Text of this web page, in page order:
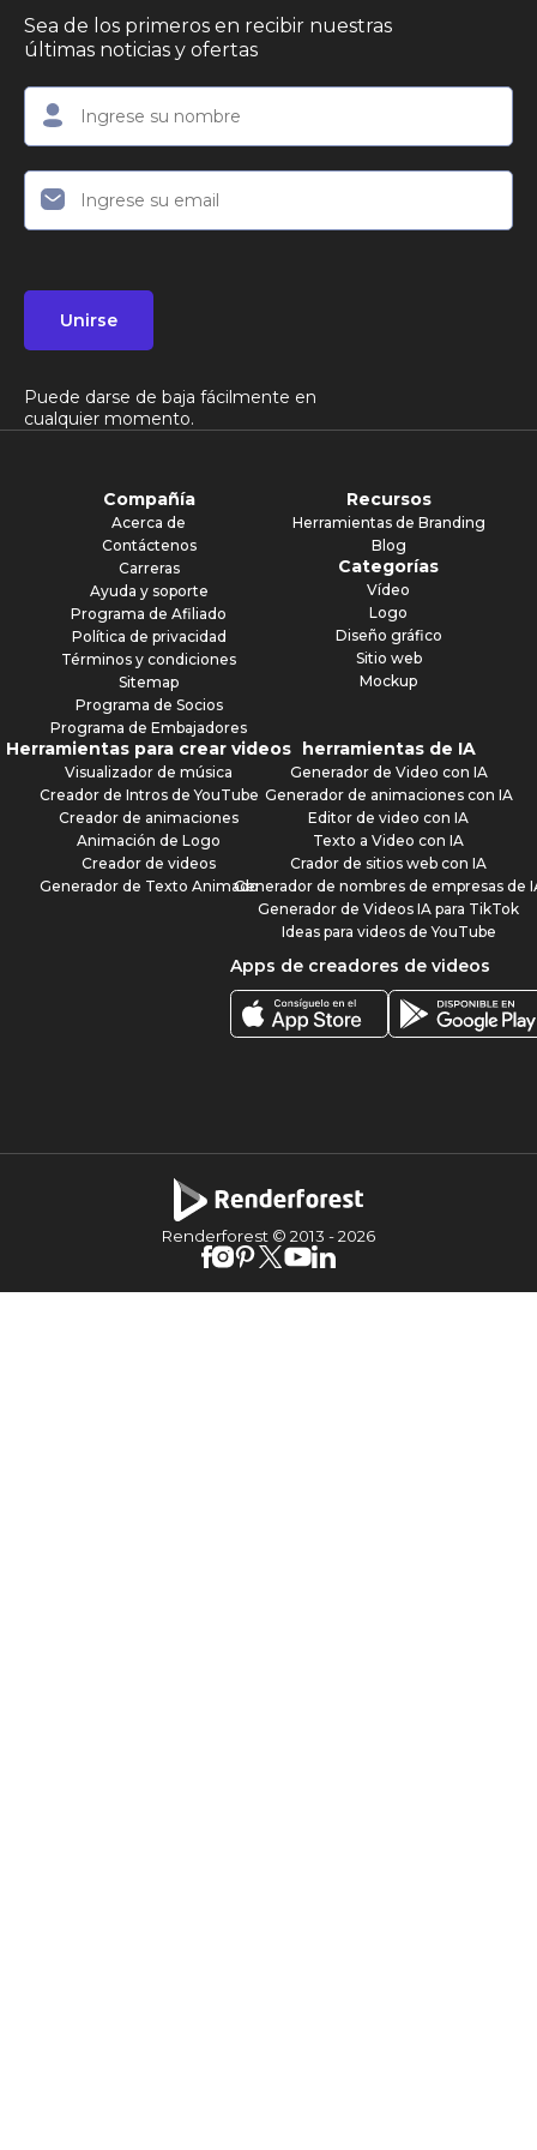
Sea de los primeros en recibir nuestras
últimas noticias y ofertas
Unirse
Puede darse de baja fácilmente en
cualquier momento.
Compañía
Acerca de
Contáctenos
Carreras
Ayuda y soporte
Programa de Afiliado
Política de privacidad
Términos y condiciones
Sitemap
Programa de Socios
Programa de Embajadores
Recursos
Herramientas de Branding
Blog
Categorías
Vídeo
Logo
Diseño gráfico
Sitio web
Mockup
Herramientas para crear videos
Visualizador de música
Creador de Intros de YouTube
Creador de animaciones
Animación de Logo
Creador de videos
Generador de Texto Animado
herramientas de IA
Generador de Video con IA
Generador de animaciones con IA
Editor de video con IA
Texto a Video con IA
Crador de sitios web con IA
Generador de nombres de empresas de
Generador de Videos IA para TikTok
Ideas para videos de YouTube
Apps de creadores de videos
Renderforest © 2013 -2026